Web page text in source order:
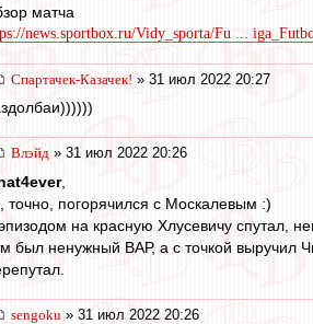
матча
news.sportbox.ru/Vidy_sporta/Fu ...
Спартачек-Казачек! » 31 июл 2022 20:27
Влэйд » 31 июл 2022 20:26
,
точно, погорячился с Москалевым :)
на красную Хлусевичу спутал,
был ненужный ВАР, а с точкой выручил
sengoku » 31 июл 2022 20:26